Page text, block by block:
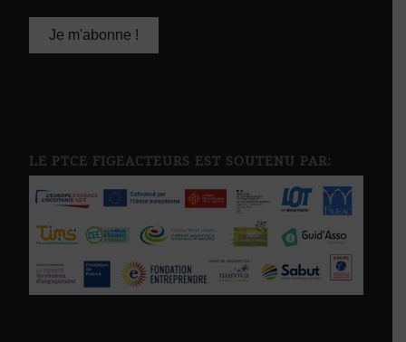
LE PTCE FIGEACTEURS EST SOUTENU PAR: